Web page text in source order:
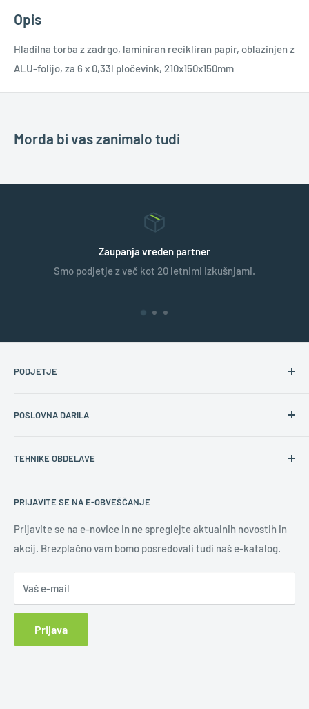
Opis
Hladilna torba z zadrgo, laminiran recikliran papir, oblazinjen z
ALU-folijo, za 6 x 0,33l pločevink, 210x150x150mm
Morda bi vas zanimalo tudi
Zaupanja vreden partner
Smo podjetje z več kot 20 letnimi izkušnjami.
PODJETJE
Kontakt
Varovanje osebnih podatkov
POSLOVNA DARILA
Ustrezna poslovna darila
Novoletna darila
Uporaba logotipa
Učinkovita promocija
Novice
TEHNIKE OBDELAVE
Digitalni tisk
Sitotisk
Tampotisk
Slepi tisk
Tisk na keramiko
UV led tisk
Vezenje
PRIJAVITE SE NA E-OBVEŠČANJE
Prijavite se na e-novice in ne spreglejte aktualnih novostih in
akcij. Brezplačno vam bomo posredovali tudi naš e-katalog.
Vaš e-mail
Prijava